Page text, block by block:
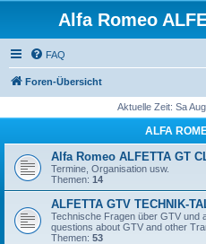
Alfa Romeo
FAQ
Foren-Übersicht
Aktuelle Zeit: Sa
ALFA
Alfa Romeo ALFETTA GT
Termine, Organisation usw.
Themen: 14
ALFETTA GTV TECHNIK-
Technische Fragen über GTV und
questions about GTV and other
Themen: 53